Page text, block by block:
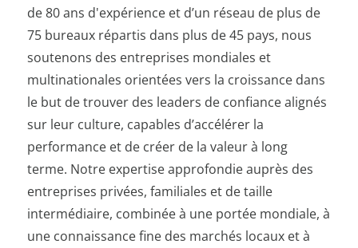
de 80 ans d'expérience et d’un réseau de plus de
75 bureaux répartis dans plus de 45 pays, nous
soutenons des entreprises mondiales et
multinationales orientées vers la croissance dans
le but de trouver des leaders de confiance alignés
sur leur culture, capables d’accélérer la
performance et de créer de la valeur à long
terme. Notre expertise approfondie auprès des
entreprises privées, familiales et de taille
intermédiaire, combinée à une portée mondiale, à
une connaissance fine des marchés locaux et à